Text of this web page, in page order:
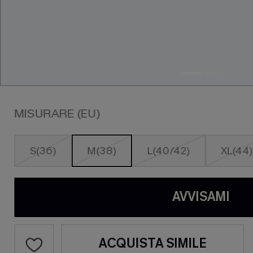
MISURARE (EU)
S(36) M(38) L(40/42) XL(44)
AVVISAMI
ACQUISTA SIMILE